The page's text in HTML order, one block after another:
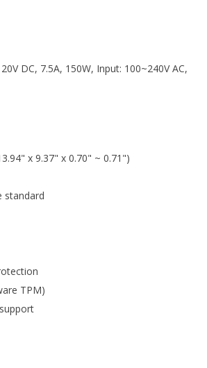
DC, 7.5A, 150W, Input: 100~240V AC,
x 9.37" x 0.70" ~ 0.71")
standard
TPM)